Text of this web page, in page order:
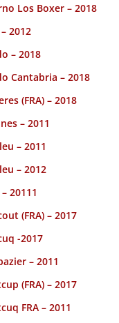
Los Boxer – 2018
2012
– 2018
Cantabria – 2018
(FRA) – 2018
– 2011
– 2011
– 2012
20111
(FRA) – 2017
-2017
– 2011
(FRA) – 2017
FRA – 2011